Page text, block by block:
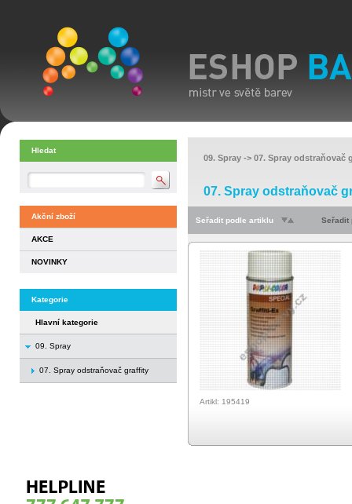
Hledat
Akční zboží
AKCE
NOVINKY
Kategorie
Hlavní kategorie
09. Spray
07. Spray odstraňovač graffity
09. Spray -> 07. Spray odstraňovač
07. Spray odstraňovač
Seřadit podle artiklu Seřadit
Artikl: 195419